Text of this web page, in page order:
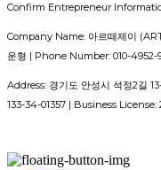
Confirm Entrepreneur
Company Name: 아르떼제이
운형 | Phone Number: 010-
Address: 경기도 안성시 석정2길
133-34-01357 | Business License: